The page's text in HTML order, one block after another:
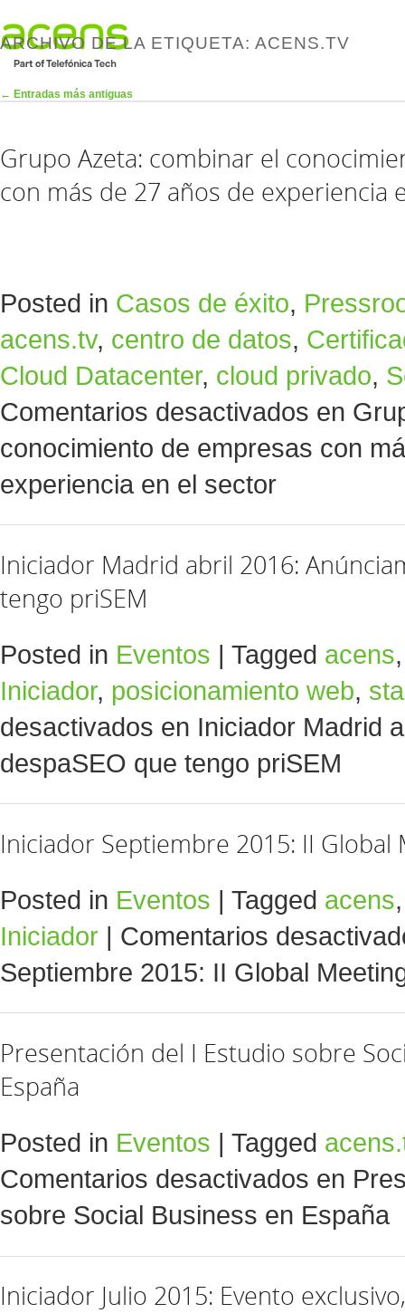
ARCHIVO DE LA ETIQUETA: ACENS.TV
Navegador de artículos
← Entradas más antiguas
Grupo Azeta: combinar el
con más de 27 años de experiencia
Posted in Casos de éxito,
acens.tv, centro de datos,
Cloud Datacenter, cloud privado,
Comentarios desactivados en
conocimiento de empresas con
experiencia en el sector
Iniciador Madrid abril 2016:
tengo priSEM
Posted in Eventos | Tagged acens
Iniciador, posicionamiento web,
desactivados en Iniciador Madrid
despaSEO que tengo priSEM
Iniciador Septiembre 2015: II Global
Posted in Eventos | Tagged acens
Iniciador | Comentarios
Septiembre 2015: II Global
Presentación del I Estudio sobre
España
Posted in Eventos | Tagged
Comentarios desactivados en
sobre Social Business en España
Iniciador Julio 2015: Evento